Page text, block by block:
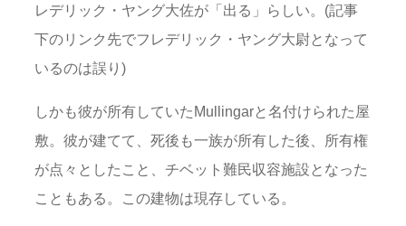
レデリック・ヤング大佐が「出る」らしい。(記事
下のリンク先でフレデリック・ヤング大尉となって
いるのは誤り)
しかも彼が所有していたMullingarと名付けられた屋
敷。彼が建てて、死後も一族が所有した後、所有権
が点々としたこと、チベット難民収容施設となった
こともある。この建物は現存している。